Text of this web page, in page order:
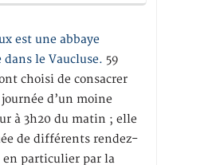
est une abbaye
le Vaucluse. 59
choisi de consacrer
d’un moine
à 3h20 du matin ; elle
de différents rendez-
en particulier par la